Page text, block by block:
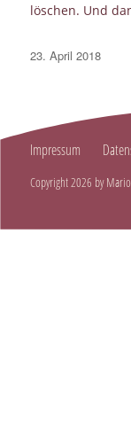
löschen. Und
Posted
23. April 2018
Impressum
Copyright 2026 by